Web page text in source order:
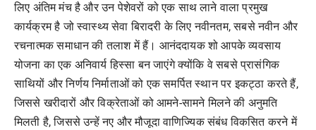
लिए अंतिम मंच है और उन पेशेवरों को एक साथ लाने वाला प्रमुख
कार्यक्रम है जो स्वास्थ्य सेवा बिरादरी के लिए नवीनतम, सबसे नवीन और
रचनात्मक समाधान की तलाश में हैं। आनंददायक शो आपके व्यवसाय
योजना का एक अनिवार्य हिस्सा बन जाएंगे क्योंकि वे सबसे प्रासंगिक
साथियों और निर्णय निर्माताओं को एक समर्पित स्थान पर इकट्ठा करते हैं,
जिससे खरीदारों और विक्रेताओं को आमने-सामने मिलने की अनुमति
मिलती है, जिससे उन्हें नए और मौजूदा वाणिज्यिक संबंध विकसित करने में